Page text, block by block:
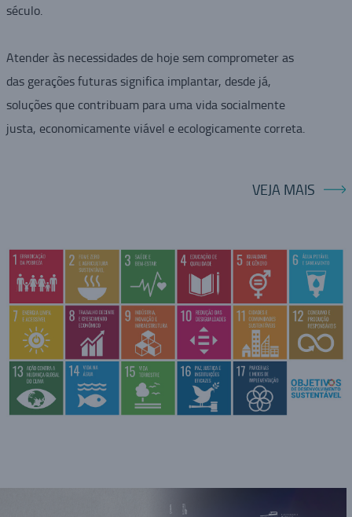
século.
Atender às necessidades de hoje sem comprometer as
das gerações futuras significa implantar, desde já,
soluções que contribuam para uma vida socialmente
justa, economicamente viável e ecologicamente correta.
VEJA MAIS